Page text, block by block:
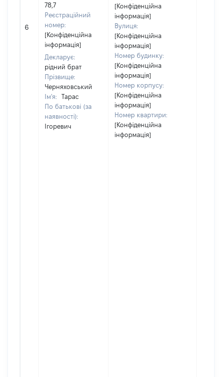
6
78,7
Реєстраційний
номер:
[Конфіденційна
інформація]
Декларує:
рідний брат
Прізвище:
Черняховський
Ім'я:
Тарас
По батькові (за
наявності):
Ігоревич
[Конфіденційна
інформація]
Вулиця:
[Конфіденційна
інформація]
Номер будинку:
[Конфіденційна
інформація]
Номер корпусу:
[Конфіденційна
інформація]
Номер квартири:
[Конфіденційна
інформація]